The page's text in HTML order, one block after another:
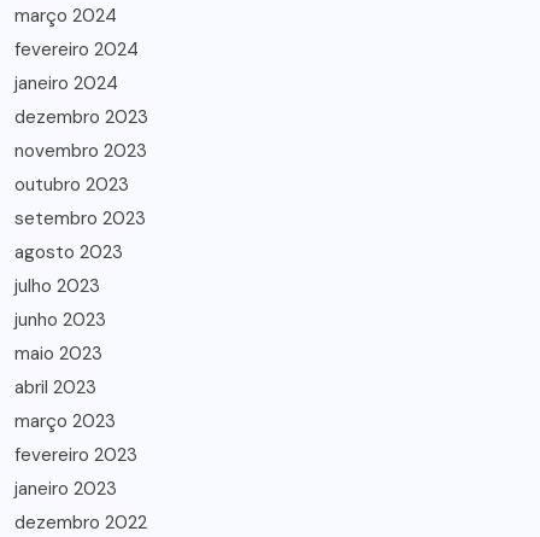
março 2024
fevereiro 2024
janeiro 2024
dezembro 2023
novembro 2023
outubro 2023
setembro 2023
agosto 2023
julho 2023
junho 2023
maio 2023
abril 2023
março 2023
fevereiro 2023
janeiro 2023
dezembro 2022